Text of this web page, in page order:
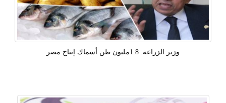
وزير الزراعة: 1.8مليون طن أسماك إنتاج مصر